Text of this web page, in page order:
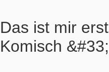
Das ist mir
Komisch